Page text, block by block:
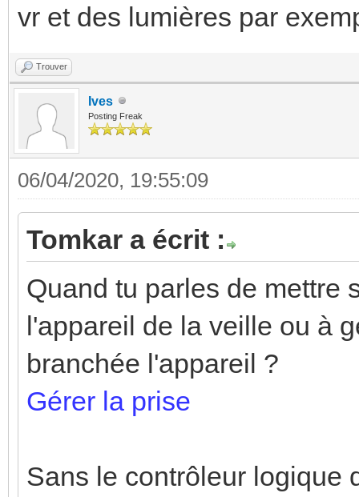
vr et des lumières par
Trouver
Ives
Posting Freak
06/04/2020, 19:55:09
Tomkar a écrit :
Quand tu parles de mettre
l'appareil de la veille ou à
branchée l'appareil ?
Gérer la prise
Sans le contrôleur logique